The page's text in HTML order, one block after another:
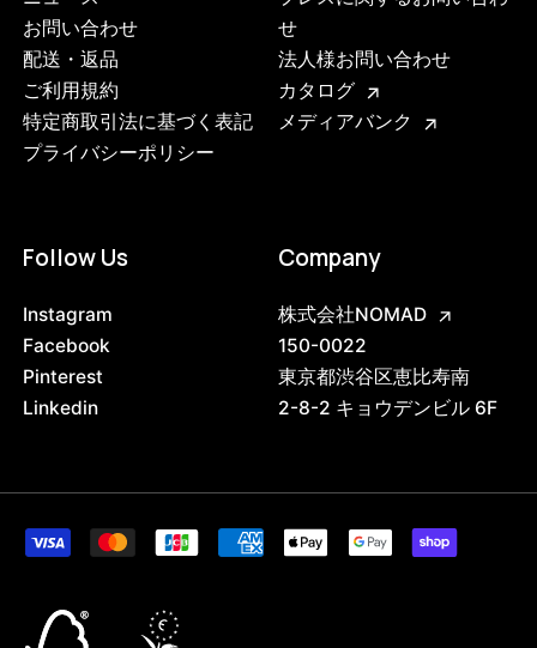
3742223597800
ブラック
variant=47408673947880
お問い合わせ
配送・返品
ご利用規約
特定商取引法に基づく表記
プライバシーポリシー
せ
法人様お問い合わせ
カタログ
メディアバンク
Follow Us
Instagram
Facebook
Pinterest
Linkedin
Company
株式会社NOMAD
150-0022
東京都渋谷区恵比寿南
2-8-2 キョウデンビル 6F